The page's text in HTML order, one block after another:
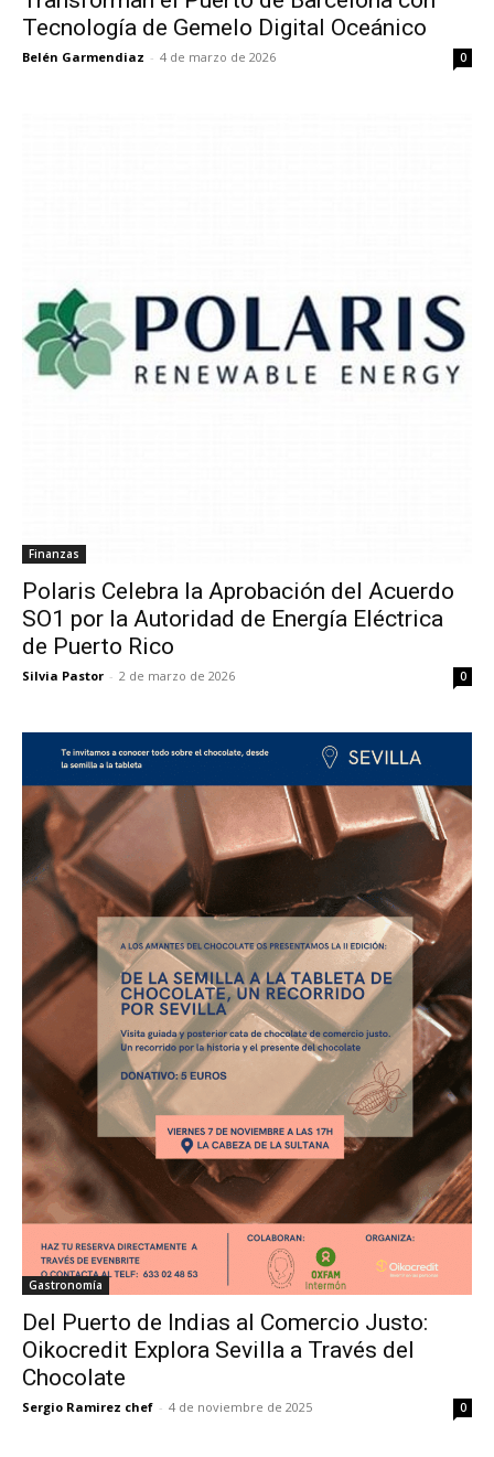
Tecnología de Gemelo Digital Oceánico
Belén Garmendiaz - 4 de marzo de 2026 0
Finanzas
Polaris Celebra la Aprobación del Acuerdo
SO1 por la Autoridad de Energía Eléctrica
de Puerto Rico
Silvia Pastor - 2 de marzo de 2026 0
Gastronomía
Del Puerto de Indias al Comercio Justo:
Oikocredit Explora Sevilla a Través del
Chocolate
Sergio Ramirez chef - 4 de noviembre de 2025 0